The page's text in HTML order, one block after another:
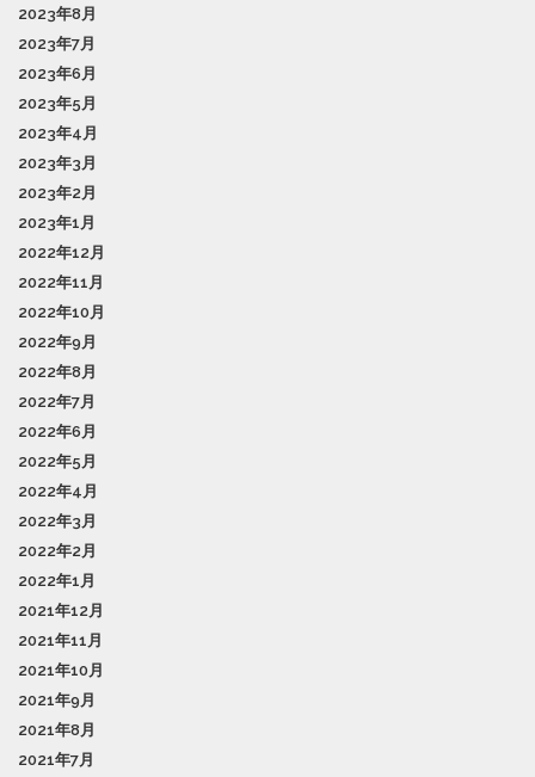
2023年8月
2023年7月
2023年6月
2023年5月
2023年4月
2023年3月
2023年2月
2023年1月
2022年12月
2022年11月
2022年10月
2022年9月
2022年8月
2022年7月
2022年6月
2022年5月
2022年4月
2022年3月
2022年2月
2022年1月
2021年12月
2021年11月
2021年10月
2021年9月
2021年8月
2021年7月